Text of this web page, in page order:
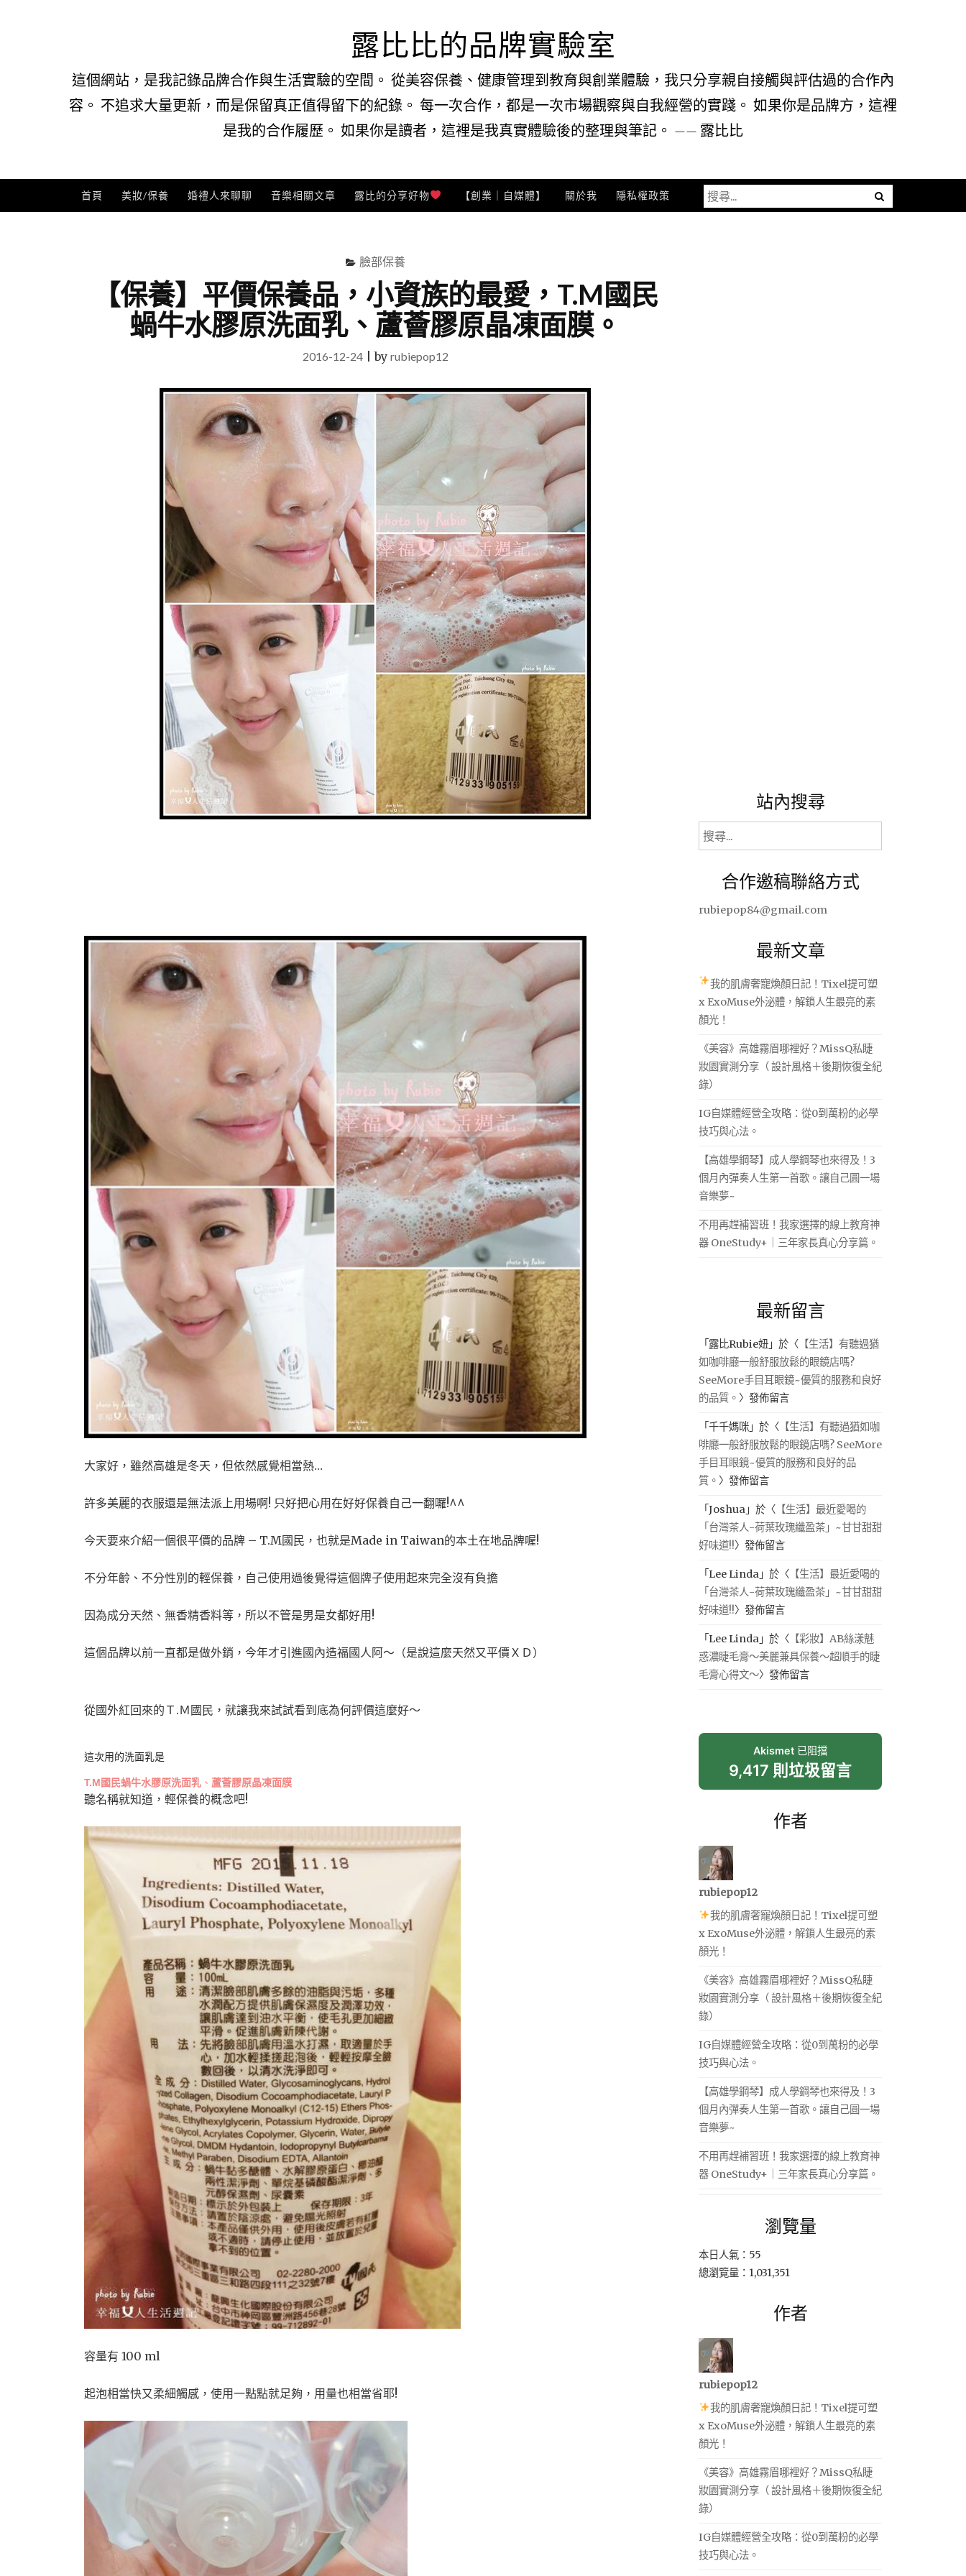
露比比的品牌實驗室
這個網站，是我記錄品牌合作與生活實驗的空間。 從美容保養、健康管理到教育與創業體驗，我只分享親自接觸與評估過的合作內
容。 不追求大量更新，而是保留真正值得留下的紀錄。 每一次合作，都是一次市場觀察與自我經營的實踐。 如果你是品牌方，這裡
是我的合作履歷。 如果你是讀者，這裡是我真實體驗後的整理與筆記。 —— 露比比
首頁 美妝/保養 婚禮人來聊聊 音樂相關文章 露比的分享好物 【創業｜自媒體】 關於我 隱私權政策 Menu
搜
尋
臉部保養
【保養】平價保養品，小資族的最愛，T.M國民
蝸牛水膠原洗面乳、蘆薈膠原晶凍面膜。
2016-12-24|by rubiepop12
大家好，雖然高雄是冬天，但依然感覺相當熱…
許多美麗的衣服還是無法派上用場啊! 只好把心用在好好保養自己一翻囉!^^
今天要來介紹一個很平價的品牌 – T.M國民，也就是Made in Taiwan的本土在地品牌喔!
不分年齡、不分性別的輕保養，自己使用過後覺得這個牌子使用起來完全沒有負擔
因為成分天然、無香精香料等，所以不管是男是女都好用!
這個品牌以前一直都是做外銷，今年才引進國內造福國人阿～（是說這麼天然又平價ＸＤ）
從國外紅回來的Ｔ.Ｍ國民，就讓我來試試看到底為何評價這麼好～
這次用的洗面乳是
T.M國民蝸牛水膠原洗面乳 、 蘆薈膠原晶凍面膜
聽名稱就知道，輕保養的概念吧!
容量有 100 ml
起泡相當快又柔細觸感，使用一點點就足夠，用量也相當省耶!
站內搜尋
搜
尋
合作邀稿聯絡方式
rubiepop84@gmail.com
最新文章
我的肌膚奢寵煥顏日記！Tixel提可塑
x ExoMuse外泌體，解鎖人生最亮的素
顏光！
《美容》高雄霧眉哪裡好？MissQ私睫
妝園實測分享（ 設計風格＋後期恢復全紀
錄）
IG自媒體經營全攻略：從0到萬粉的必學
技巧與心法。
【高雄學鋼琴】成人學鋼琴也來得及！3
個月內彈奏人生第一首歌。讓自己圓一場
音樂夢~
不用再趕補習班！我家選擇的線上教育神
器 OneStudy+｜三年家長真心分享篇。
最新留言
「 露比Rubie妞 」於〈 【生活】有聽過猶
如咖啡廳一般舒服放鬆的眼鏡店嗎?
SeeMore手目耳眼鏡~優質的服務和良好
的品質。 〉發佈留言
「千千媽咪 」於〈 【生活】有聽過猶如咖
啡廳一般舒服放鬆的眼鏡店嗎? SeeMore
手目耳眼鏡~優質的服務和良好的品
質。 〉發佈留言
「Joshua 」於〈 【生活】最近愛喝的
「台灣茶人-荷葉玫瑰纖盈茶」~甘甘甜甜
好味道!!〉發佈留言
「Lee Linda 」於〈 【生活】最近愛喝的
「台灣茶人-荷葉玫瑰纖盈茶」~甘甘甜甜
好味道!!〉發佈留言
「Lee Linda 」於〈 【彩妝】AB絲漾魅
惑濃睫毛膏～美麗兼具保養～超順手的睫
毛膏心得文～〉發佈留言
Akismet 已阻擋
9,417 則垃圾留言
作者
rubiepop12
我的肌膚奢寵煥顏日記！Tixel提可塑
x ExoMuse外泌體，解鎖人生最亮的素
顏光！
《美容》高雄霧眉哪裡好？MissQ私睫
妝園實測分享（ 設計風格＋後期恢復全紀
錄）
IG自媒體經營全攻略：從0到萬粉的必學
技巧與心法。
【高雄學鋼琴】成人學鋼琴也來得及！3
個月內彈奏人生第一首歌。讓自己圓一場
音樂夢~
不用再趕補習班！我家選擇的線上教育神
器 OneStudy+｜三年家長真心分享篇。
瀏覽量
本日人氣：55
總瀏覽量：1,031,351
作者
rubiepop12
我的肌膚奢寵煥顏日記！Tixel提可塑
x ExoMuse外泌體，解鎖人生最亮的素
顏光！
《美容》高雄霧眉哪裡好？MissQ私睫
妝園實測分享（ 設計風格＋後期恢復全紀
錄）
IG自媒體經營全攻略：從0到萬粉的必學
技巧與心法。